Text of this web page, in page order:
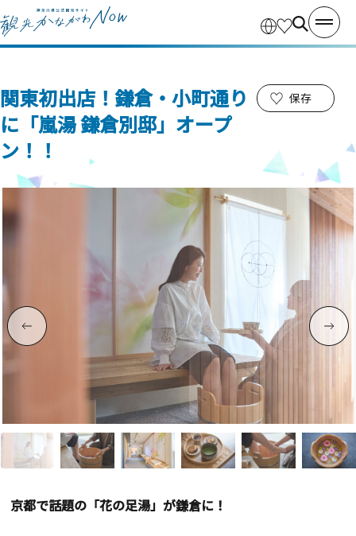
関東初出店！鎌倉・小町通り
に「嵐湯 鎌倉別邸」オープ
ン！！
保存
京都で話題の「花の足湯」が鎌倉に！